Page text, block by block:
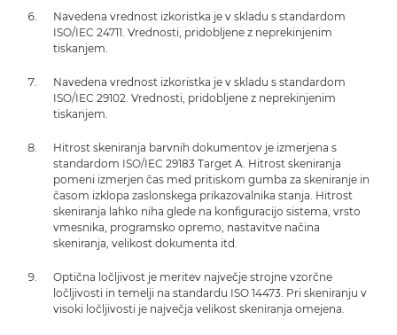
Navedena vrednost izkoristka je v skladu s standardom
ISO/IEC 24711. Vrednosti, pridobljene z neprekinjenim
tiskanjem.
Navedena vrednost izkoristka je v skladu s standardom
ISO/IEC 29102. Vrednosti, pridobljene z neprekinjenim
tiskanjem.
Hitrost skeniranja barvnih dokumentov je izmerjena s
standardom ISO/IEC 29183 Target A. Hitrost skeniranja
pomeni izmerjen čas med pritiskom gumba za skeniranje in
časom izklopa zaslonskega prikazovalnika stanja. Hitrost
skeniranja lahko niha glede na konfiguracijo sistema, vrsto
vmesnika, programsko opremo, nastavitve načina
skeniranja, velikost dokumenta itd.
Optična ločljivost je meritev največje strojne vzorčne
ločljivosti in temelji na standardu ISO 14473. Pri skeniranju v
visoki ločljivosti je največja velikost skeniranja omejena.